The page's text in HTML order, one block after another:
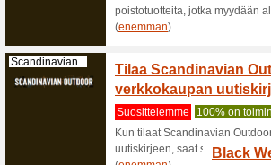
Thebodyshop.fi